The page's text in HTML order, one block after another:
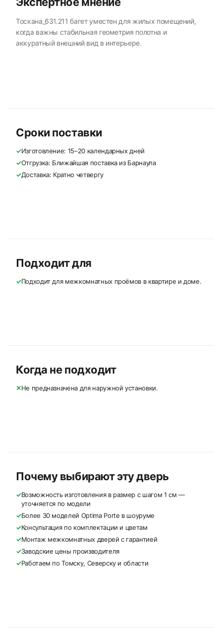
Тоскана_631.211 багет уместен для жилых помещений,
когда важны стабильная геометрия полотна и
аккуратный внешний вид в интерьере.
Сроки поставки
✓Изготовление: 15–20 календарных дней
✓Отгрузка: Ближайшая поставка из Барнаула
✓Доставка: Кратно четвергу
Подходит для
✓Подходит для межкомнатных проёмов в квартире и доме.
Когда не подходит
✕Не предназначена для наружной установки.
Почему выбирают эту дверь
✓Возможность изготовления в размер с шагом 1 см —
уточняется по модели
✓Более 30 моделей Optima Porte в шоуруме
✓Консультация по комплектации и цветам
✓Монтаж межкомнатных дверей с гарантией
✓Заводские цены производителя
✓Работаем по Томску, Северску и области